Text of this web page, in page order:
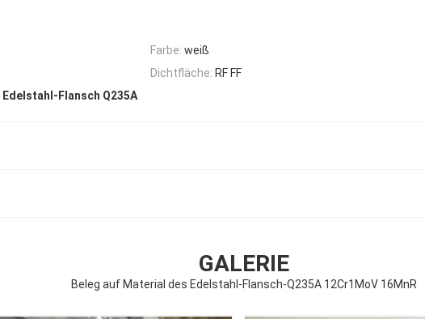
Farbe: weiß
Dichtfläche: RF FF
Edelstahl-Flansch Q235A
GALERIE
Beleg auf Material des Edelstahl-Flansch-Q235A 12Cr1MoV 16MnR